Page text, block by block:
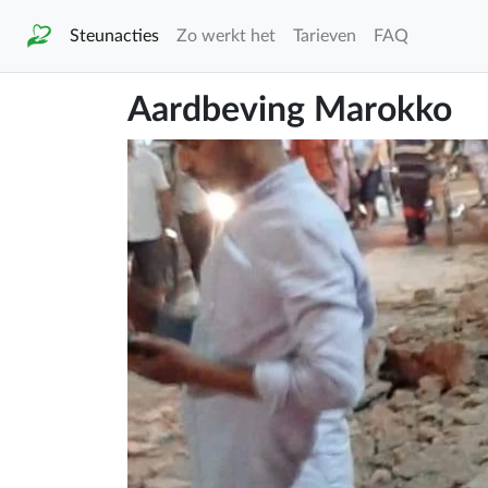
Steunacties Zo werkt het Tarieven FAQ
Aardbeving Marokko